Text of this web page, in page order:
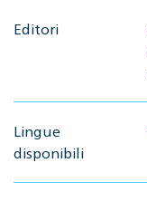
Editori
Lingue
disponibili